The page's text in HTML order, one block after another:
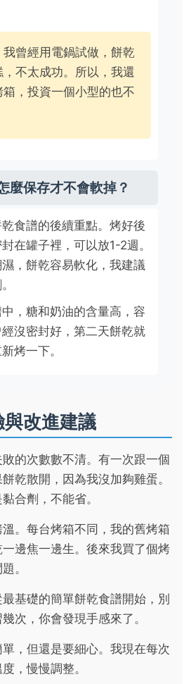
曾經用電鍋試做，餅乾
不太成功。所以，我還
箱，投資一個小型的也不
麼保存才不會軟掉？
食譜的後續重點。烤好後
在罐子裡，可以放1-2週。
，餅乾容易軟化，我建議
，糖和奶油的含量高，容
沒密封好，第二天餅乾就
烤一下。
改進建議
的次數數不清。有一次跟一個
乾散開，因為我沒加夠雞蛋。
合劑，不能省。
。每台烤箱不同，我的舊烤箱
邊焦一邊生。後來我買了個烤
。
基礎的簡單餅乾食譜開始，別
次，你會發現手感來了。
，但還是要細心。我現在每次
，慢慢調整。